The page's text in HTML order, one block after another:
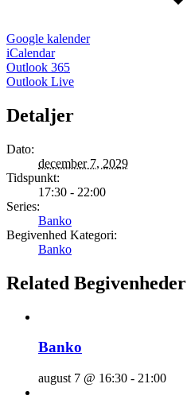
Google kalender
iCalendar
Outlook 365
Outlook Live
Detaljer
Dato:
december 7, 2029
Tidspunkt:
17:30 - 22:00
Series:
Banko
Begivenhed Kategori:
Banko
Related Begivenheder
Banko
august 7 @ 16:30 - 21:00